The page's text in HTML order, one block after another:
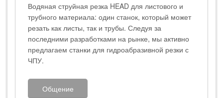
Водяная струйная резка HEAD для листового и
трубного материала: один станок, который может
резать как листы, так и трубы. Следуя за
последними разработками на рынке, мы активно
предлагаем станки для гидроабразивной резки с
ЧПУ.
Общение